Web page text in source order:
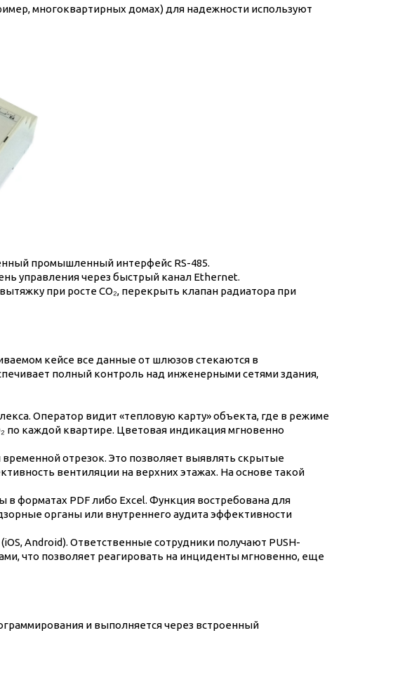
многоквартирных домах) для надежности используют
промышленный интерфейс RS-485.
управления через быстрый канал Ethernet.
при росте CO₂, перекрыть клапан радиатора при
кейсе все данные от шлюзов стекаются в
полный контроль над инженерными сетями здания,
Оператор видит «тепловую карту» объекта, где в режиме
по каждой квартире. Цветовая индикация мгновенно
отрезок. Это позволяет выявлять скрытые
вентиляции на верхних этажах. На основе такой
форматах PDF либо Excel. Функция востребована для
органы или внутреннего аудита эффективности
Android). Ответственные сотрудники получают PUSH-
что позволяет реагировать на инциденты мгновенно, еще
и выполняется через встроенный